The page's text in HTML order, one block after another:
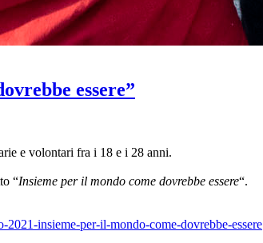
essere”
e volontari fra i 18 e i 28 anni.
“Insieme per il mondo come dovrebbe essere“.
insieme-per-il-mondo-come-dovrebbe-essere